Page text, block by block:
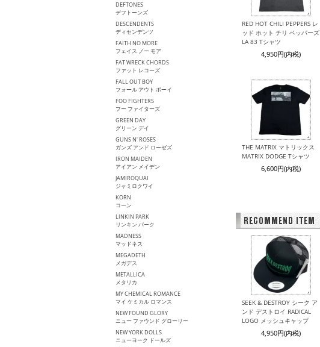
DEFTONES
デフトーンズ
DESCENDENTS
ディセンデンツ
FAITH NO MORE
フェイス ノー モア
FAT WRECK CHORDS
ファット レコーズ
FALL OUT BOY
フォール アウト ボーイ
FOO FIGHTERS
フー ファイターズ
GREEN DAY
グリーン デイ
GUNS N' ROSES
ガンズ アンド ローゼズ
IRON MAIDEN
アイアン メイデン
JAMIROQUAI
ジャミロクワイ
KORN
コーン
LINKIN PARK
リンキン パーク
MADNESS
マッドネス
MEGADETH
メガデス
METALLICA
メタリカ
MY CHEMICAL ROMANCE
マイ ケミカル ロマンス
NEW FOUND GLORY
ニュー ファウンド グローリー
NEW YORK DOLLS
ニューヨーク ドールズ
RED HOT CHILI PEPPERS レ
ッド ホット チリ ペッパーズ
LA 83 Tシャツ
4,950円(内税)
THE MATRIX マトリックス
MATRIX DODGE Tシャツ
6,600円(内税)
SEEK & DESTROY シーク ア
ンド デストロイ RADICAL
LOGO メッシュキャップ
4,950円(内税)